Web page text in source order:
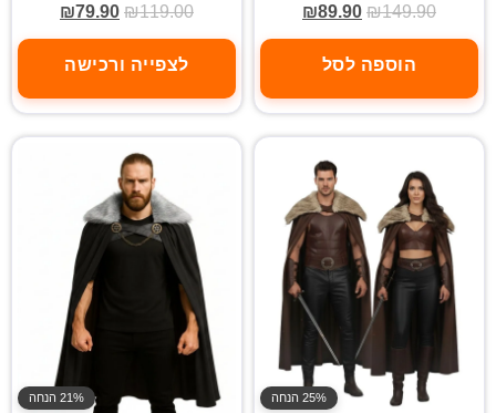
₪149.90
₪89.90
הוספה לסל
₪119.00
₪79.90
לצפייה ורכישה
25% הנחה 21% הנחה